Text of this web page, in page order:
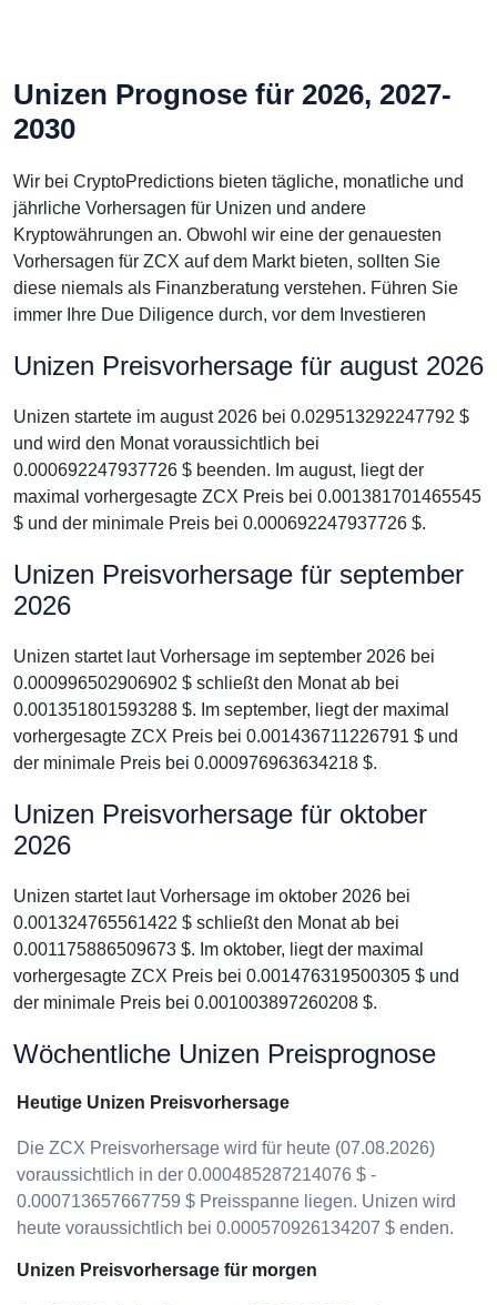
Unizen Prognose für 2026, 2027-
2030
Wir bei CryptoPredictions bieten tägliche, monatliche und
jährliche Vorhersagen für Unizen und andere
Kryptowährungen an. Obwohl wir eine der genauesten
Vorhersagen für ZCX auf dem Markt bieten, sollten Sie
diese niemals als Finanzberatung verstehen. Führen Sie
immer Ihre Due Diligence durch, vor dem Investieren
Unizen Preisvorhersage für august 2026
Unizen startete im august 2026 bei 0.029513292247792 $
und wird den Monat voraussichtlich bei
0.000692247937726 $ beenden. Im august, liegt der
maximal vorhergesagte ZCX Preis bei 0.001381701465545
$ und der minimale Preis bei 0.000692247937726 $.
Unizen Preisvorhersage für september
2026
Unizen startet laut Vorhersage im september 2026 bei
0.000996502906902 $ schließt den Monat ab bei
0.001351801593288 $. Im september, liegt der maximal
vorhergesagte ZCX Preis bei 0.001436711226791 $ und
der minimale Preis bei 0.000976963634218 $.
Unizen Preisvorhersage für oktober
2026
Unizen startet laut Vorhersage im oktober 2026 bei
0.001324765561422 $ schließt den Monat ab bei
0.001175886509673 $. Im oktober, liegt der maximal
vorhergesagte ZCX Preis bei 0.001476319500305 $ und
der minimale Preis bei 0.001003897260208 $.
Wöchentliche Unizen Preisprognose
Heutige Unizen Preisvorhersage
Die ZCX Preisvorhersage wird für heute (07.08.2026)
voraussichtlich in der 0.000485287214076 $ -
0.000713657667759 $ Preisspanne liegen. Unizen wird
heute voraussichtlich bei 0.000570926134207 $ enden.
Unizen Preisvorhersage für morgen